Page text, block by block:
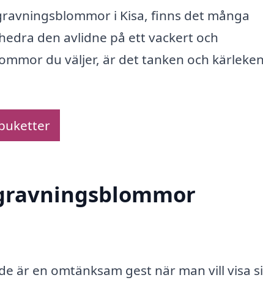
i Kisa, finns det många
den avlidne på ett vackert och
du väljer, är det tanken och
är en omtänksam gest när man vill visa